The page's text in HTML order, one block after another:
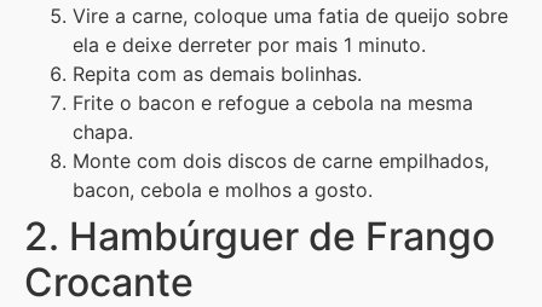
Vire a carne, coloque uma fatia de queijo sobre
ela e deixe derreter por mais 1 minuto.
Repita com as demais bolinhas.
Frite o bacon e refogue a cebola na mesma
chapa.
Monte com dois discos de carne empilhados,
bacon, cebola e molhos a gosto.
2. Hambúrguer de Frango
Crocante